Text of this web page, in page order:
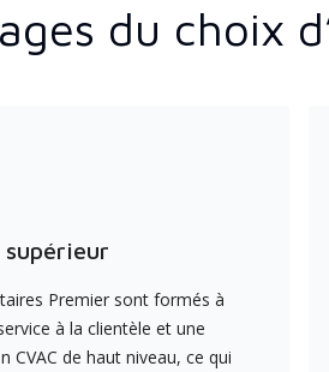
du choix
Premier sont formés à
à la clientèle et une
CVAC de haut niveau, ce qui